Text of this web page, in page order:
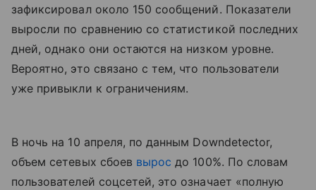
зафиксировал около 150 сообщений. Показатели
выросли по сравнению со статистикой последних
дней, однако они остаются на низком уровне.
Вероятно, это связано с тем, что пользователи
уже привыкли к ограничениям.
В ночь на 10 апреля, по данным Downdetector,
объем сетевых сбоев вырос до 100%. По словам
пользователей соцсетей, это означает «полную